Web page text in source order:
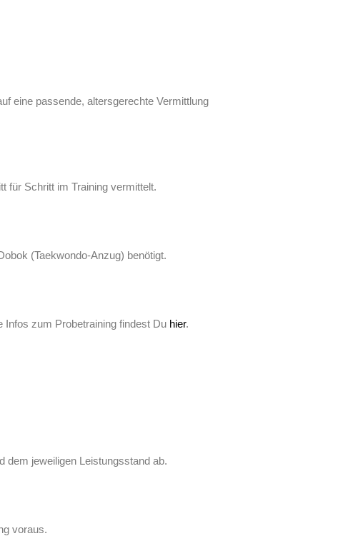
eine passende, altersgerechte Vermittlung
für Schritt im Training vermittelt.
(Taekwondo-Anzug) benötigt.
Infos zum Probetraining findest Du hier.
dem jeweiligen Leistungsstand ab.
voraus.